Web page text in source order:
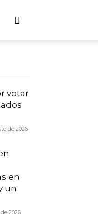
votar
de 2026
en
un
2026